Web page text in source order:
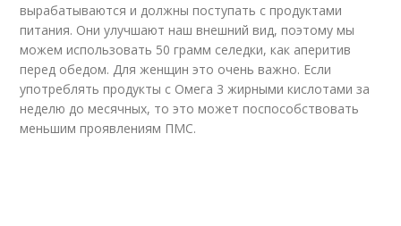
вырабатываются и должны поступать с продуктами
питания. Они улучшают наш внешний вид, поэтому мы
можем использовать 50 грамм селедки, как аперитив
перед обедом. Для женщин это очень важно. Если
употреблять продукты с Омега 3 жирными кислотами за
неделю до месячных, то это может поспособствовать
меньшим проявлениям ПМС.